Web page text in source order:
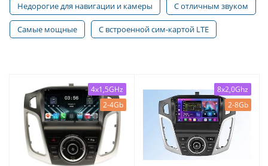
Недорогие для навигации и камеры С отличным звуком
Самые мощные С встроенной сим-картой LTE
4x1,5GHz
2-4Gb
8x2,0Ghz
2-8Gb